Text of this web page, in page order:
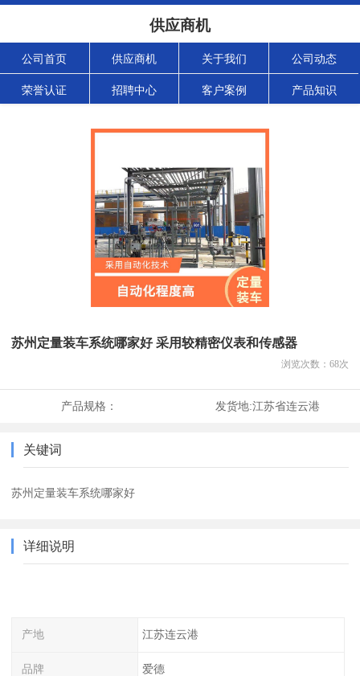
供应商机
公司首页 供应商机 关于我们 公司动态
荣誉认证 招聘中心 客户案例 产品知识
苏州定量装车系统哪家好 采用较精密仪表和传感器
浏览次数： 68次
产品规格： 发货地:江苏省连云港
关键词
苏州定量装车系统哪家好
详细说明
产地 江苏连云港
品牌 爱德